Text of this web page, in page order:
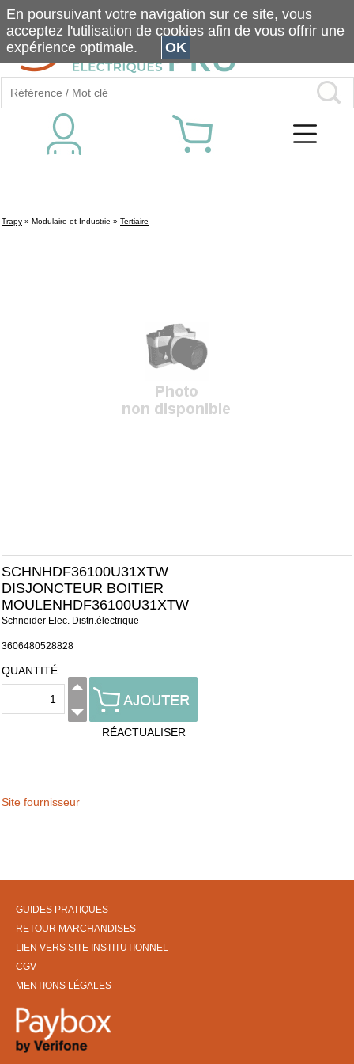
Trapy » Modulaire et Industrie » Tertiaire
SCHNHDF36100U31XTW
DISJONCTEUR BOITIER
MOULENHDF36100U31XTW
Schneider Elec. Distri.électrique
3606480528828
QUANTITÉ
RÉACTUALISER
Site fournisseur
GUIDES PRATIQUES
RETOUR MARCHANDISES
LIEN VERS SITE INSTITUTIONNEL
CGV
MENTIONS LÉGALES
En poursuivant votre navigation sur ce site, vous
acceptez l'utilisation de cookies afin de vous offrir une
expérience optimale.
OK